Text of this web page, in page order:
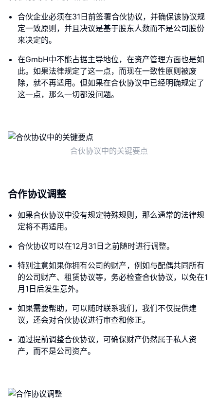
合伙企业必须在31日前签署合伙协议，并确保该协议规
定一致原则，并且决议是基于股东人数而不是公司股份
来决定的。
在GmbH中不能占据主导地位，在资产管理方面也是如
此。如果法律规定了这一点，而现在一致性原则被废
除，就不再适用。但如果在合伙协议中已经明确规定了
这一点，那么一切都没问题。
合伙协议中的关键要点
合作协议调整
如果合伙协议中没有规定特殊规则，那么通常的法律规
定将不再适用。
合伙协议可以在12月31日之前随时进行调整。
特别注意如果你拥有公司的财产，例如与配偶共同所有
的公司财产、租赁协议等，务必检查合伙协议，以免在1
月1日后发生意外。
如果需要帮助，可以随时联系我们，我们不仅提供建
议，还会对合伙协议进行审查和修正。
通过提前调整合伙协议，可确保财产仍然属于私人资
产，而不是公司资产。